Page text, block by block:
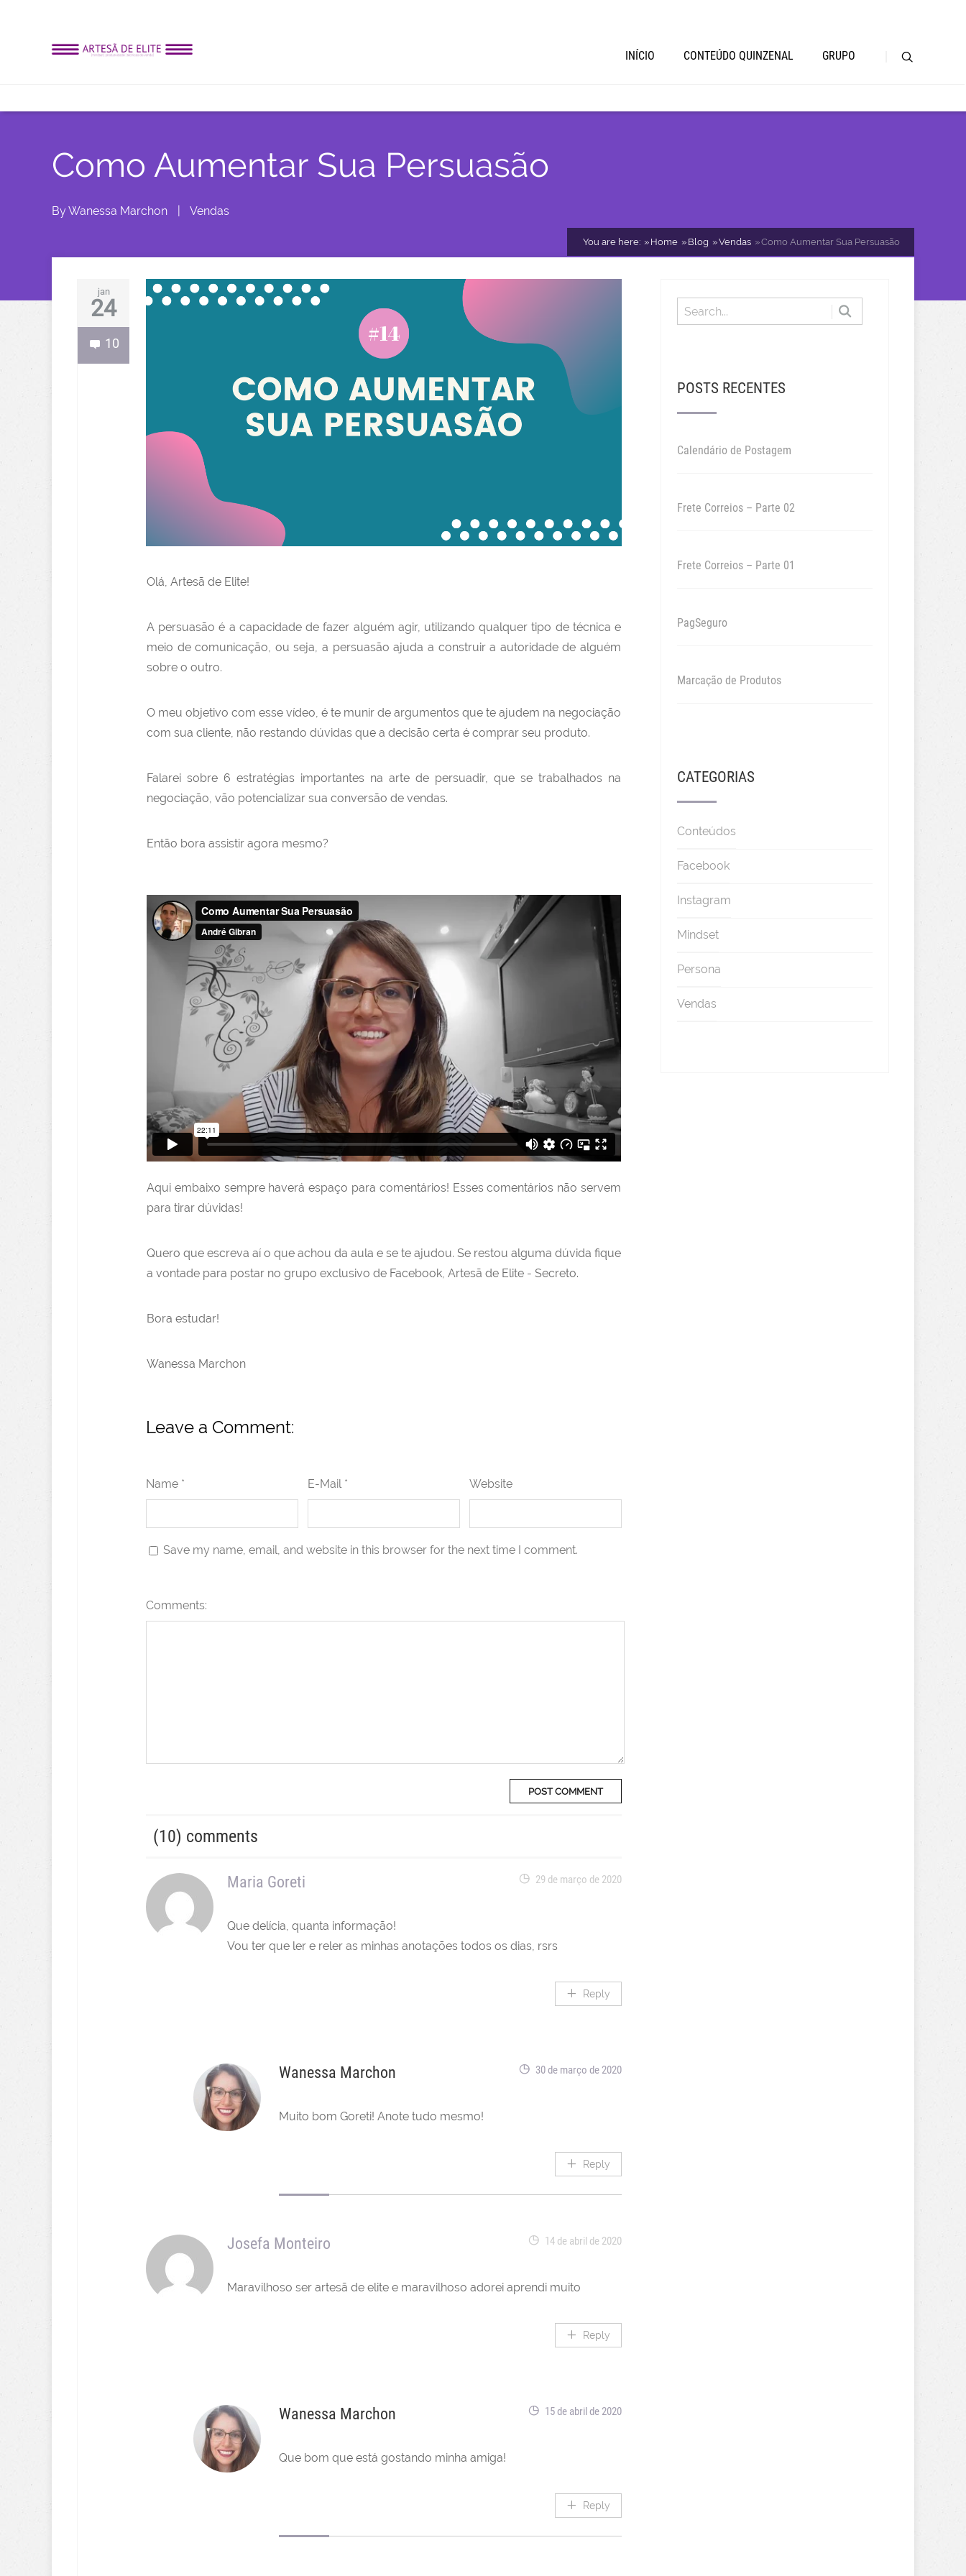
INÍCIO CONTEÚDO QUINZENAL GRUPO
Como Aumentar Sua Persuasão
ByWanessa Marchon Vendas
You are here: Home Blog Vendas Como Aumentar Sua Persuasão
jan
24
10
Olá, Artesã de Elite!
A persuasão é a capacidade de fazer alguém agir, utilizando qualquer tipo de técnica e
meio de comunicação, ou seja, a persuasão ajuda a construir a autoridade de alguém
sobre o outro.
O meu objetivo com esse vídeo, é te munir de argumentos que te ajudem na negociação
com sua cliente, não restando dúvidas que a decisão certa é comprar seu produto.
Falarei sobre 6 estratégias importantes na arte de persuadir, que se trabalhados na
negociação, vão potencializar sua conversão de vendas.
Então bora assistir agora mesmo?
Aqui embaixo sempre haverá espaço para comentários! Esses comentários não servem
para tirar dúvidas!
Quero que escreva aí o que achou da aula e se te ajudou. Se restou alguma dúvida fique
a vontade para postar no grupo exclusivo de Facebook, Artesã de Elite - Secreto.
Bora estudar!
Wanessa Marchon
Leave a Comment:
Name * E-Mail * Website
Save my name, email, and website in this browser for the next time I comment.
Comments:
(10) comments
Maria Goreti 29 de março de 2020
Que delícia, quanta informação!
Vou ter que ler e reler as minhas anotações todos os dias, rsrs
Reply
Wanessa Marchon 30 de março de 2020
Muito bom Goreti! Anote tudo mesmo!
Reply
Josefa Monteiro 14 de abril de 2020
Maravilhoso ser artesã de elite e maravilhoso adorei aprendi muito
Reply
Wanessa Marchon 15 de abril de 2020
Que bom que está gostando minha amiga!
Reply
POSTS RECENTES
Calendário de Postagem
Frete Correios – Parte 02
Frete Correios – Parte 01
PagSeguro
Marcação de Produtos
CATEGORIAS
Conteúdos
Facebook
Instagram
Mindset
Persona
Vendas